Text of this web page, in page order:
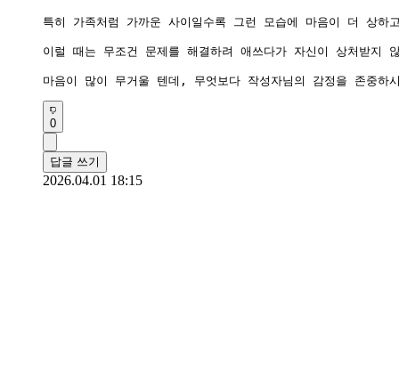
특히 가족처럼 가까운 사이일수록 그런 모습에 마음이 더 상
이럴 때는 무조건 문제를 해결하려 애쓰다가 자신이 상처받지
마음이 많이 무거울 텐데, 무엇보다 작성자님의 감정을 존중
0
답글 쓰기
2026.04.01 18:15